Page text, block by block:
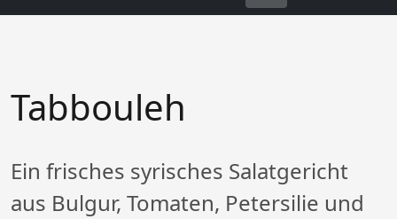
Tabbouleh
Ein frisches syrisches Salatgericht
aus Bulgur, Tomaten, Petersilie und